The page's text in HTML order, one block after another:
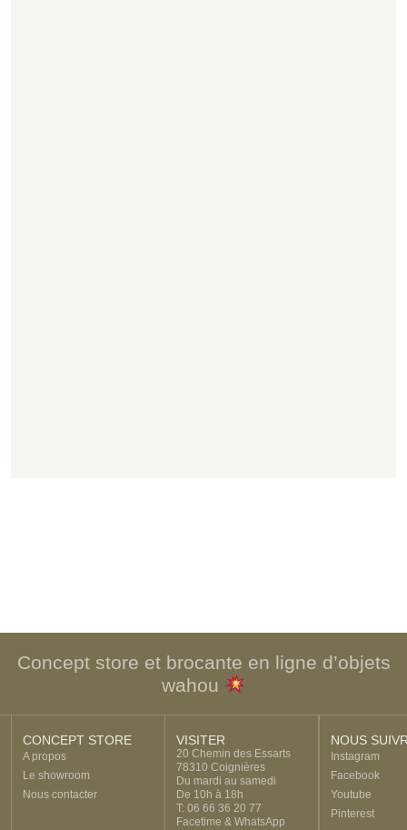
Concept store et brocante en ligne d’objets
wahou
CONCEPT STORE
A propos
Le showroom
Nous contacter
VISITER
20 Chemin des Essarts
78310 Coignières
Du mardi au samedi
De 10h à 18h
T: 06 66 36 20 77
Facetime & WhatsApp
NOUS
Instagram
Facebook
Youtube
Pinterest